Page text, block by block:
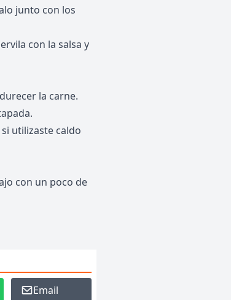
junto con los
con la salsa y
la carne.
utilizaste caldo
con un poco de
Email